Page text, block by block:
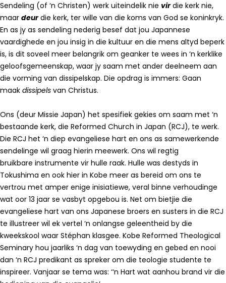
Sendeling (of ‘n Christen) werk uiteindelik nie virdie kerk nie,
maar deurdie kerk, ter wille van die koms van God se koninkryk.
En as jy as sendeling nederig besef dat jou Japannese
vaardighede en jou insig in die kultuur en die mens altyd beperk
is, is dit soveel meer belangrik om geanker te wees in ‘n kerklike
geloofsgemeenskap, waar jy saam met ander deelneem aan
die vorming van dissipelskap. Die opdrag is immers: Gaan
maak dissipels van Christus.
Ons (deur Missie Japan) het spesifiek gekies om saam met ‘n
bestaande kerk, die Reformed Church in Japan (RCJ), te werk.
Die RCJ het ‘n diep evangeliese hart en ons as samewerkende
sendelinge wil graag hierin meewerk. Ons wil regtig
bruikbare instrumente vir hulle raak. Hulle was destyds in
Tokushima en ook hier in Kobe meer as bereid om ons te
vertrou met amper enige inisiatiewe, veral binne verhoudinge
wat oor 13 jaar se vasbyt opgebou is. Net om bietjie die
evangeliese hart van ons Japanese broers en susters in die RCJ
te illustreer wil ek vertel ‘n onlangse geleentheid by die
kweekskool waar Stéphan klasgee. Kobe Reformed Theological
Seminary hou jaarliks ‘n dag van toewyding en gebed en nooi
dan ‘n RCJ predikant as spreker om die teologie studente te
inspireer. Vanjaar se tema was: ‘‘n Hart wat aanhou brand vir die